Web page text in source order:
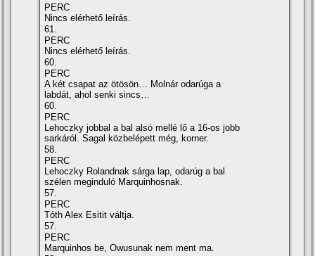
PERC
Nincs elérhető leírás.
61.
PERC
Nincs elérhető leírás.
60.
PERC
A két csapat az ötösön… Molnár odarúga a
labdát, ahol senki sincs…
60.
PERC
Lehoczky jobbal a bal alsó mellé lő a 16-os jobb
sarkáról. Sagal közbelépett még, korner.
58.
PERC
Lehoczky Rolandnak sárga lap, odarúg a bal
szélen meginduló Marquinhosnak.
57.
PERC
Tóth Alex Esitit váltja.
57.
PERC
Marquinhos be, Owusunak nem ment ma.